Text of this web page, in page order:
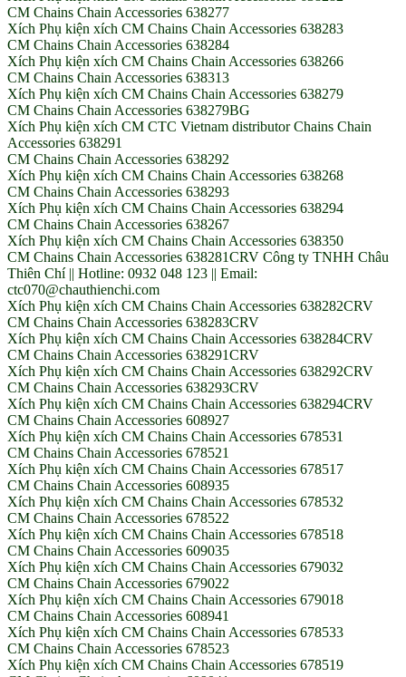
CM Chains Chain Accessories 638277
Xích Phụ kiện xích CM Chains Chain Accessories 638283
CM Chains Chain Accessories 638284
Xích Phụ kiện xích CM Chains Chain Accessories 638266
CM Chains Chain Accessories 638313
Xích Phụ kiện xích CM Chains Chain Accessories 638279
CM Chains Chain Accessories 638279BG
Xích Phụ kiện xích CM CTC Vietnam distributor Chains Chain
Accessories 638291
CM Chains Chain Accessories 638292
Xích Phụ kiện xích CM Chains Chain Accessories 638268
CM Chains Chain Accessories 638293
Xích Phụ kiện xích CM Chains Chain Accessories 638294
CM Chains Chain Accessories 638267
Xích Phụ kiện xích CM Chains Chain Accessories 638350
CM Chains Chain Accessories 638281CRV Công ty TNHH Châu
Thiên Chí || Hotline: 0932 048 123 || Email:
ctc070@chauthienchi.com
Xích Phụ kiện xích CM Chains Chain Accessories 638282CRV
CM Chains Chain Accessories 638283CRV
Xích Phụ kiện xích CM Chains Chain Accessories 638284CRV
CM Chains Chain Accessories 638291CRV
Xích Phụ kiện xích CM Chains Chain Accessories 638292CRV
CM Chains Chain Accessories 638293CRV
Xích Phụ kiện xích CM Chains Chain Accessories 638294CRV
CM Chains Chain Accessories 608927
Xích Phụ kiện xích CM Chains Chain Accessories 678531
CM Chains Chain Accessories 678521
Xích Phụ kiện xích CM Chains Chain Accessories 678517
CM Chains Chain Accessories 608935
Xích Phụ kiện xích CM Chains Chain Accessories 678532
CM Chains Chain Accessories 678522
Xích Phụ kiện xích CM Chains Chain Accessories 678518
CM Chains Chain Accessories 609035
Xích Phụ kiện xích CM Chains Chain Accessories 679032
CM Chains Chain Accessories 679022
Xích Phụ kiện xích CM Chains Chain Accessories 679018
CM Chains Chain Accessories 608941
Xích Phụ kiện xích CM Chains Chain Accessories 678533
CM Chains Chain Accessories 678523
Xích Phụ kiện xích CM Chains Chain Accessories 678519